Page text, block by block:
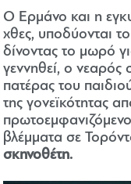
Ο Ερμάνο και η
χθες, υποδύονται
δίνοντας το μωρό
γεννηθεί, ο νεαρός
πατέρας του
της γονεϊκότητας
βλέμματα σε
σκηνοθέτη.